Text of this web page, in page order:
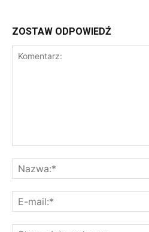
ZOSTAW ODPOWIEDŹ